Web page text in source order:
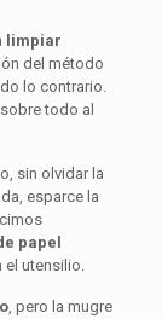
limpiar
del método
lo contrario.
todo al
sin olvidar la
esparce la
papel
el utensilio.
, pero la mugre